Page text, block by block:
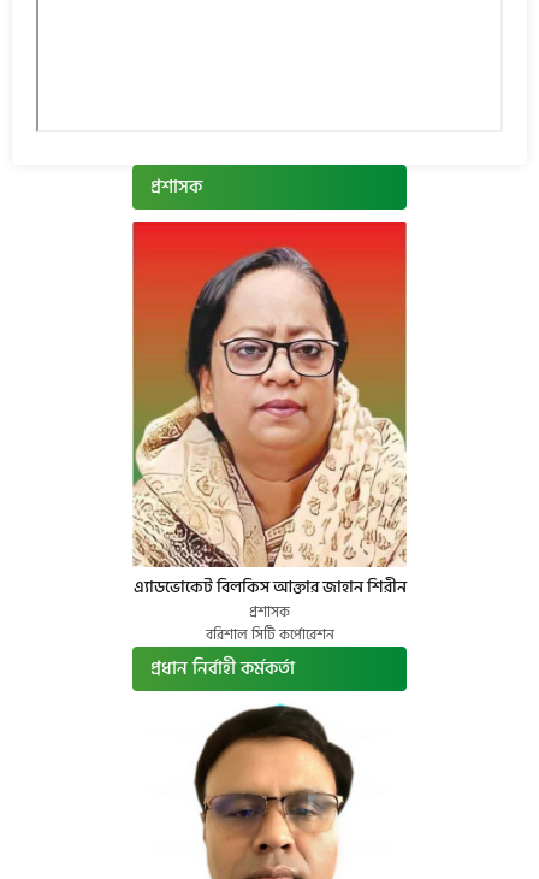
প্রশাসক
এ্যাডভোকেট বিলকিস আক্তার জাহান শিরীন
প্রশাসক
বরিশাল সিটি কর্পোরেশন
প্রধান নির্বাহী কর্মকর্তা